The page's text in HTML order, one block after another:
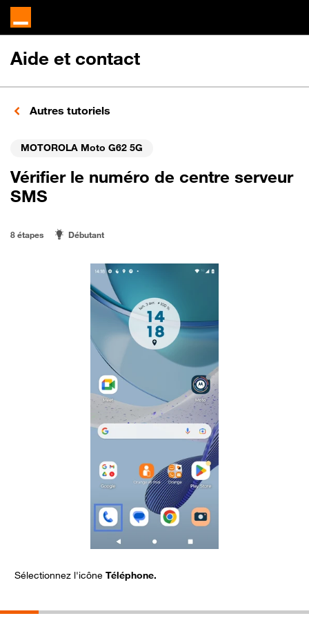
Aide et contact
Autres tutoriels
MOTOROLA Moto G62 5G
Vérifier le numéro de centre serveur
SMS
8 étapes Débutant
Sélectionnez l'icône Téléphone.